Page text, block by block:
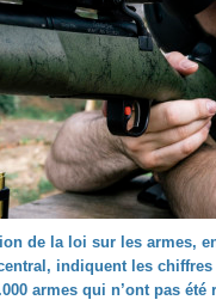
de la loi sur les armes,
indiquent les
armes qui n’ont pas